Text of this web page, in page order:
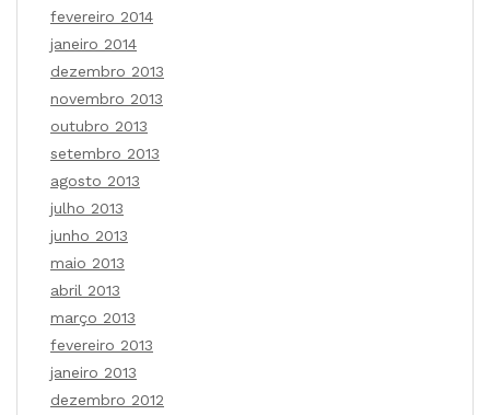
fevereiro 2014
janeiro 2014
dezembro 2013
novembro 2013
outubro 2013
setembro 2013
agosto 2013
julho 2013
junho 2013
maio 2013
abril 2013
março 2013
fevereiro 2013
janeiro 2013
dezembro 2012